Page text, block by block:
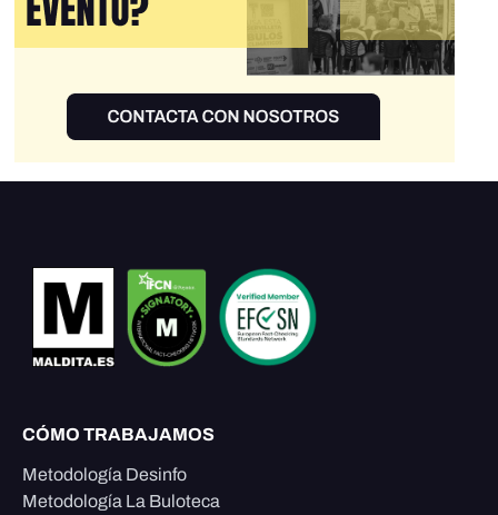
CÓMO TRABAJAMOS
Metodología Desinfo
Metodología La Buloteca